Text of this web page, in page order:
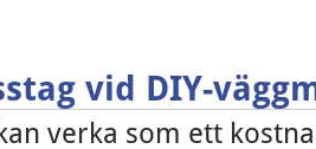
vid DIY-
verka som ett